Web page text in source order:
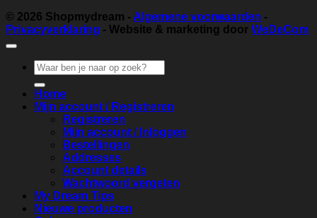
© 2026 Shopmydream - Algemene voorwaarden -
Privacyverklaring - Website & marketing door WeDeCom
Zoeken
naar:
Home
Mijn account / Registreren
Registreren
Mijn account / Inloggen
Bestellingen
Addresses
Account details
Wachtwoord vergeten
My Dream Tips
Nieuwe producten